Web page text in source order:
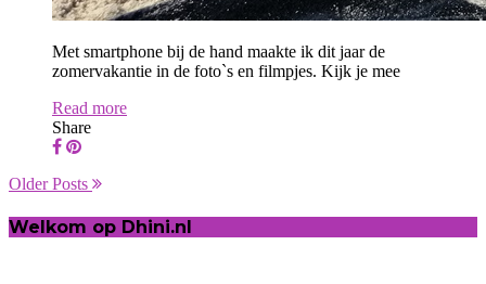
Met smartphone bij de hand maakte ik dit jaar de
zomervakantie in de foto`s en filmpjes. Kijk je mee
Read more
Share
Older Posts
Welkom op Dhini.nl